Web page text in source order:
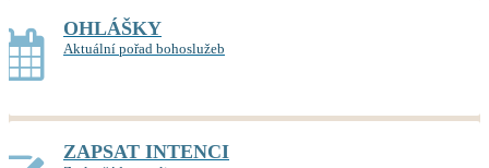
OHLÁŠKY
Aktuální pořad bohoslužeb
ZAPSAT INTENCI